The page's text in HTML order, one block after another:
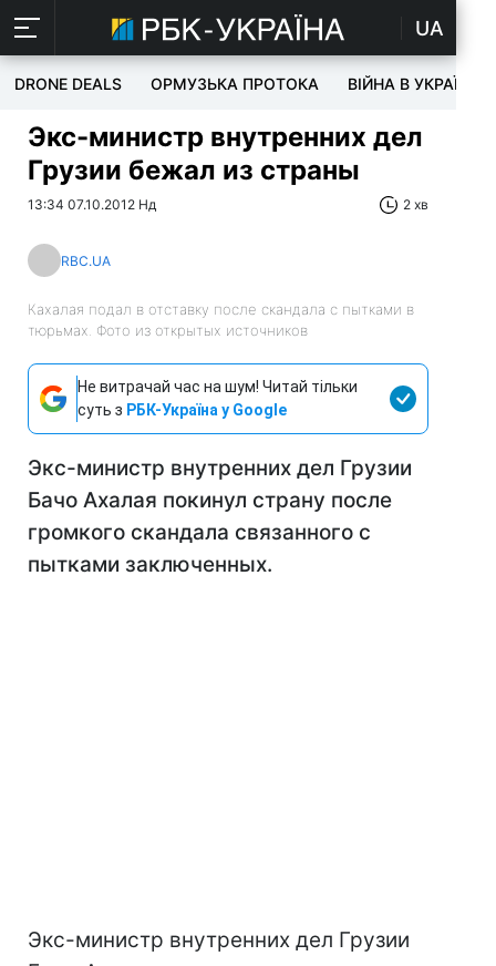
UA
DRONE DEALS ОРМУЗЬКА ПРОТОКА ВІЙНА В УКРАЇНІ
Экс-министр внутренних дел
Грузии бежал из страны
13:34 07.10.2012 Нд 2 хв
RBC.UA
Кахалая подал в отставку после скандала с пытками в
тюрьмах. Фото из открытых источников
Не витрачай час на шум! Читай тільки
суть з РБК-Україна у Google
Экс-министр внутренних дел Грузии
Бачо Ахалая покинул страну после
громкого скандала связанного с
пытками заключенных.
Экс-министр внутренних дел Грузии